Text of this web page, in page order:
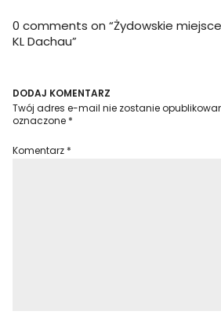
0 comments on “Żydowskie
KL Dachau”
DODAJ KOMENTARZ
Twój adres e-mail nie zostanie
oznaczone *
Komentarz *